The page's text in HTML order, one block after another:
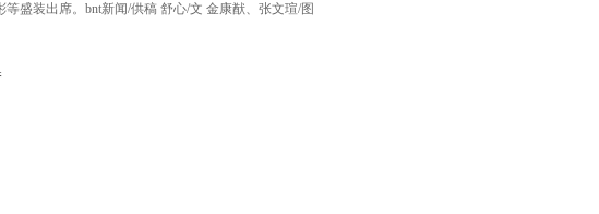
盛装出席。bnt新闻/供稿 舒心/文 金康猷、张文瑄/图